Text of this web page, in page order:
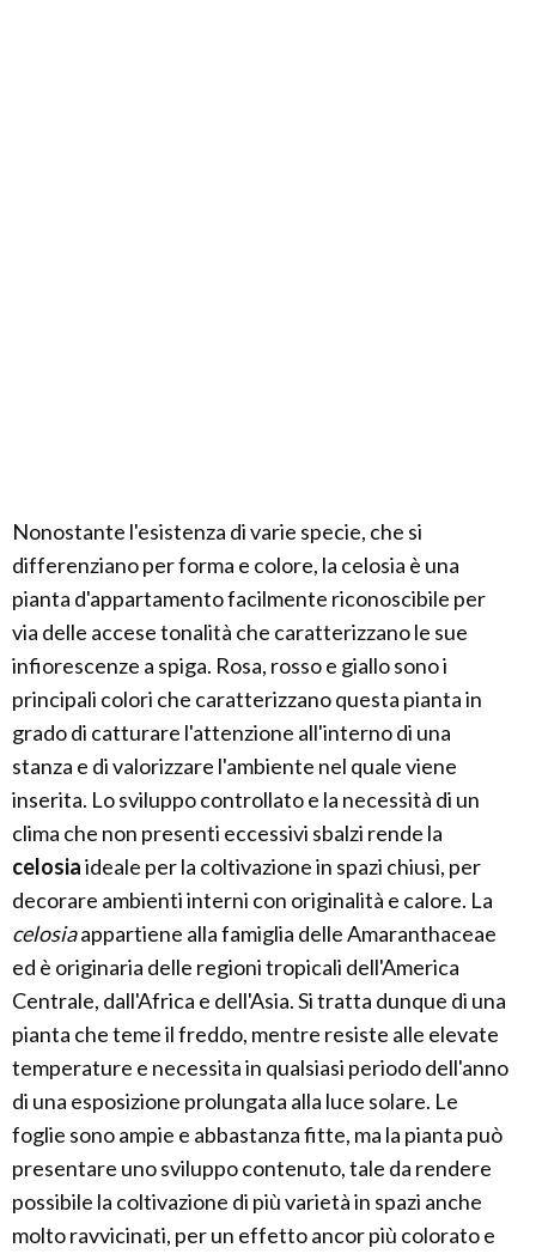
Nonostante l'esistenza di varie specie, che si
differenziano per forma e colore, la celosia è una
pianta d'appartamento facilmente riconoscibile per
via delle accese tonalità che caratterizzano le sue
infiorescenze a spiga. Rosa, rosso e giallo sono i
principali colori che caratterizzano questa pianta in
grado di catturare l'attenzione all'interno di una
stanza e di valorizzare l'ambiente nel quale viene
inserita. Lo sviluppo controllato e la necessità di un
clima che non presenti eccessivi sbalzi rende la
celosiaideale per la coltivazione in spazi chiusi, per
decorare ambienti interni con originalità e calore. La
celosiaappartiene alla famiglia delle Amaranthaceae
ed è originaria delle regioni tropicali dell'America
Centrale, dall'Africa e dell'Asia. Si tratta dunque di una
pianta che teme il freddo, mentre resiste alle elevate
temperature e necessita in qualsiasi periodo dell'anno
di una esposizione prolungata alla luce solare. Le
foglie sono ampie e abbastanza fitte, ma la pianta può
presentare uno sviluppo contenuto, tale da rendere
possibile la coltivazione di più varietà in spazi anche
molto ravvicinati, per un effetto ancor più colorato e